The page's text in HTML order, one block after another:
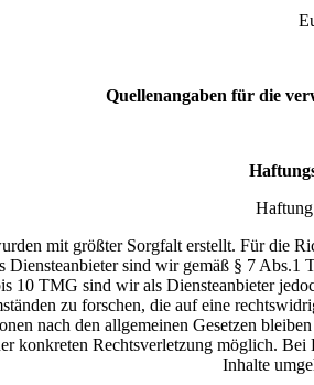
Quellenangaben für die
mit größter Sorgfalt erstellt. Für die
Diensteanbieter sind wir gemäß § 7 Abs.1
10 TMG sind wir als Diensteanbieter
zu forschen, die auf eine
nach den allgemeinen Gesetzen
konkreten Rechtsverletzung möglich.
Inhalte